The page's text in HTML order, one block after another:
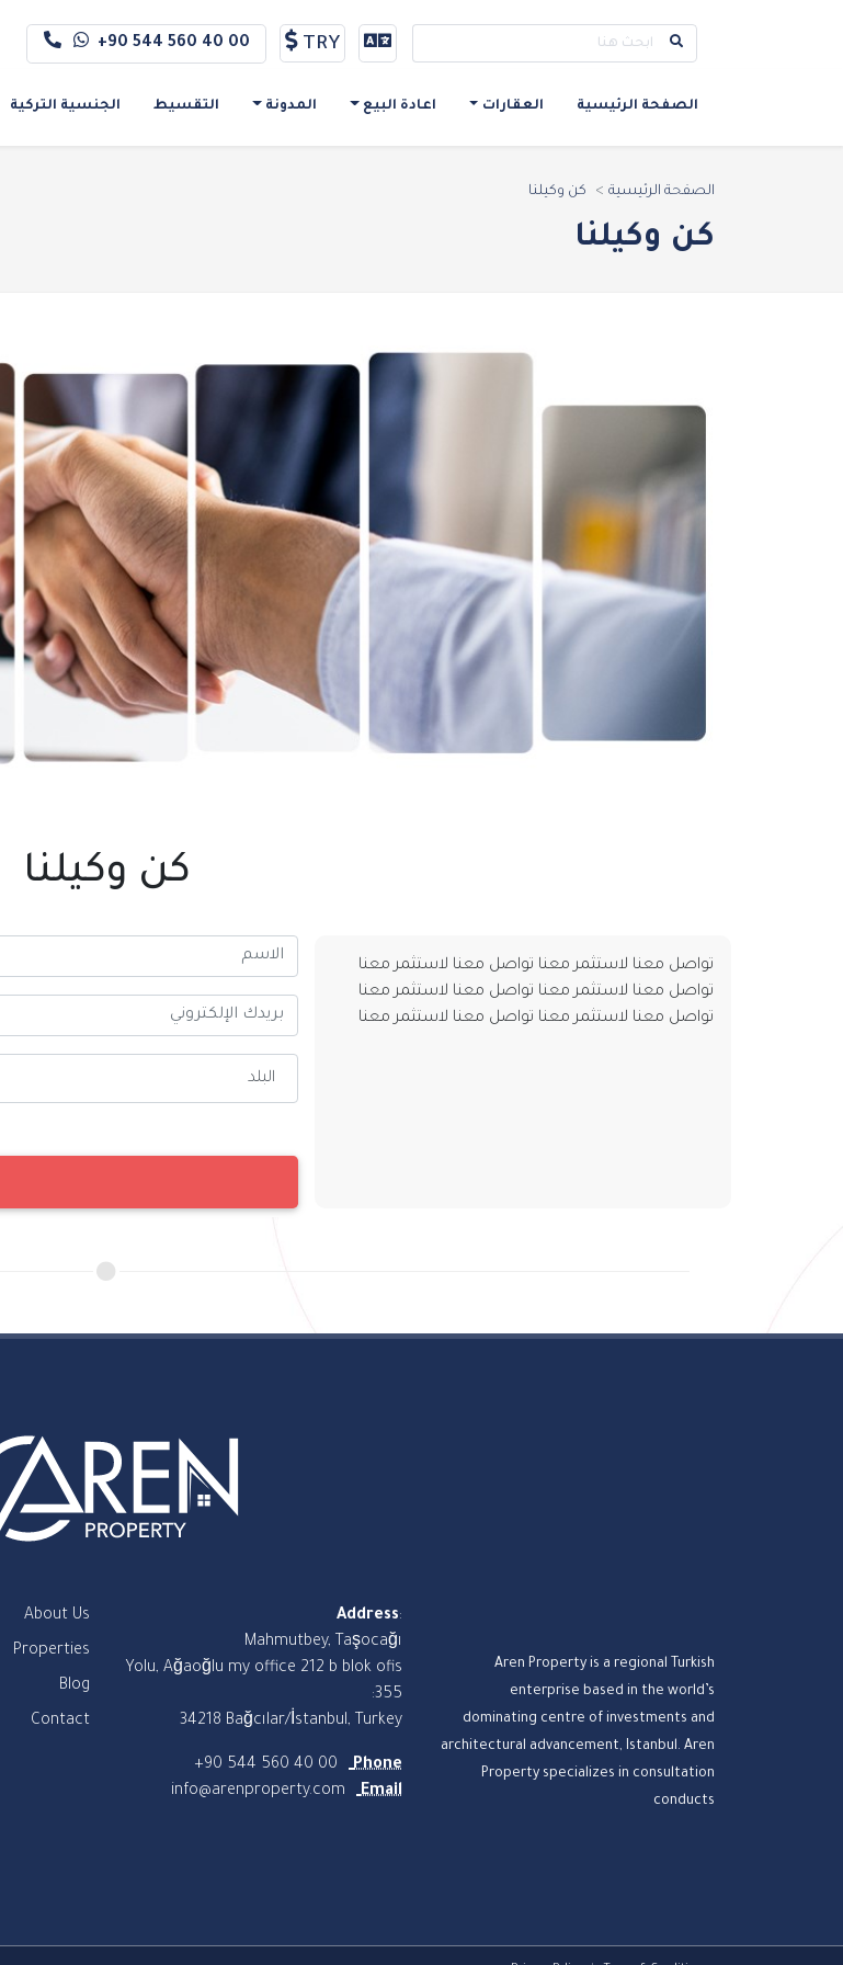
TRY
+90 544 560 40 00
الصفحة الرئيسية العقارات اعادة البيع المدونة التقسيط الجنسية التركية
الصفحة الرئيسية كن وكيلنا
كن وكيلنا
كن وكيلنا
تواصل معنا لاستثمر معنا تواصل معنا لاستثمر معنا
تواصل معنا لاستثمر معنا تواصل معنا لاستثمر معنا
تواصل معنا لاستثمر معنا تواصل معنا لاستثمر معنا
البلد
Aren Property is a regional Turkish
enterprise based in the world’s
dominating centre of investments and
architectural advancement, Istanbul. Aren
Property specializes in consultation
conducts
Address:
Mahmutbey, Taşocağı
Yolu, Ağaoğlu my office 212 b blok ofis
:355
34218 Bağcılar/İstanbul, Turkey
Phone
+90 544 560 40 00
Email
info@arenproperty.com
About Us
Properties
Blog
Contact